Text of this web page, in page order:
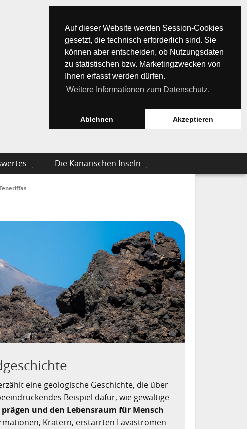
Auf dieser Website werden Session-Cookies
gesetzt, die technisch erforderlich sind. Sie
können aber entscheiden, ob Nutzungsdaten
zu statistischen bzw. Marketingzwecken von
Ihnen erfasst werden dürfen.
Weitere Informationen zum Datenschutz.
Ablehnen Akzeptieren
Die Kanarischen Inseln
eine geologische Geschichte, die über
Beispiel dafür, wie gewaltige
und den Lebensraum für Mensch
Kratern, erstarrten Lavaströmen